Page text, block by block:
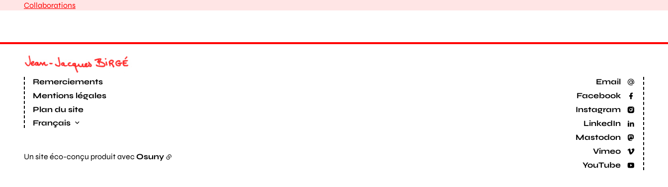
Collaborations
Email
Facebook
Instagram
LinkedIn
Mastodon
Vimeo
YouTube
Remerciements
Mentions légales
Plan du site
Français
Un site éco-conçu produit avec Osuny